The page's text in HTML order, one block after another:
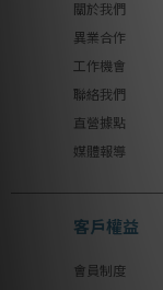
關於我們
異業合作
工作機會
聯絡我們
直營據點
媒體報導
客戶權益
會員制度